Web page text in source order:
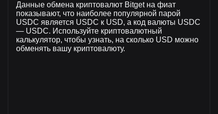
USDC $71,893,863,334.29 USD. Объем торгов упал на
USDC% ($-1,453,847,644.73 USD) за последние 24 часа,
а объем торгов -16.89 составил $8,607,844,052.22 было
продано за тот же период.
Данные обмена криптовалют Bitget на фиат
показывают, что наиболее популярной парой
USDC является USDC к USD, а код валюты USDC
— USDC. Используйте криптовалютный
калькулятор, чтобы узнать, на сколько USD можно
обменять вашу криптовалюту.